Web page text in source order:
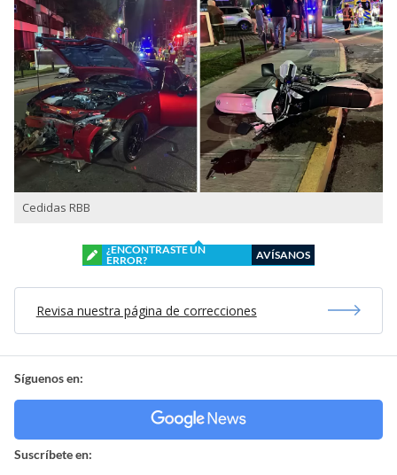
Cedidas RBB
¿ENCONTRASTE UN
ERROR?
AVÍSANOS
Revisa nuestra página de correcciones
Síguenos en:
Suscríbete en: